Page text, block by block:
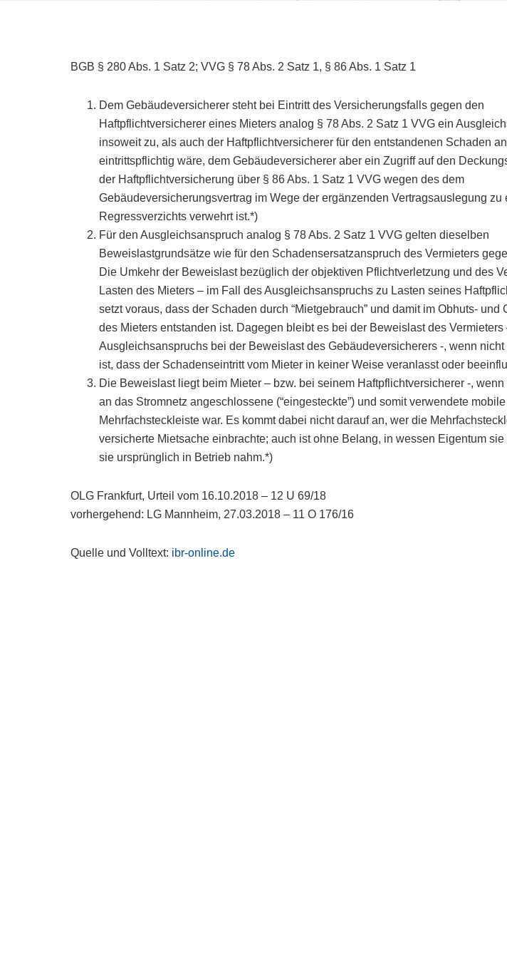
BGB § 280 Abs. 1 Satz 2; VVG § 78 Abs. 2 Satz 1, § 86 Abs. 1 Satz 1
Dem Gebäudeversicherer steht bei Eintritt des Versicherungsfalls gegen den
Haftpflichtversicherer eines Mieters analog § 78 Abs. 2 Satz 1 VVG ein
insoweit zu, als auch der Haftpflichtversicherer für den entstandenen Schaden
eintrittspflichtig wäre, dem Gebäudeversicherer aber ein Zugriff auf den
der Haftpflichtversicherung über § 86 Abs. 1 Satz 1 VVG wegen des dem
Gebäudeversicherungsvertrag im Wege der ergänzenden Vertragsauslegung zu
Regressverzichts verwehrt ist.*)
Für den Ausgleichsanspruch analog § 78 Abs. 2 Satz 1 VVG gelten dieselben
Beweislastgrundsätze wie für den Schadensersatzanspruch des Vermieters
Die Umkehr der Beweislast bezüglich der objektiven Pflichtverletzung und des
Lasten des Mieters – im Fall des Ausgleichsanspruchs zu Lasten seines
setzt voraus, dass der Schaden durch “Mietgebrauch” und damit im Obhuts- und
des Mieters entstanden ist. Dagegen bleibt es bei der Beweislast des
Ausgleichsanspruchs bei der Beweislast des Gebäudeversicherers -, wenn
ist, dass der Schadenseintritt vom Mieter in keiner Weise veranlasst oder
Die Beweislast liegt beim Mieter – bzw. bei seinem Haftpflichtversicherer -,
an das Stromnetz angeschlossene (“eingesteckte”) und somit verwendete mobile
Mehrfachsteckleiste war. Es kommt dabei nicht darauf an, wer die
versicherte Mietsache einbrachte; auch ist ohne Belang, in wessen Eigentum
sie ursprünglich in Betrieb nahm.*)
OLG Frankfurt, Urteil vom 16.10.2018 – 12 U 69/18
vorhergehend: LG Mannheim, 27.03.2018 – 11 O 176/16
Quelle und Volltext: ibr-online.de